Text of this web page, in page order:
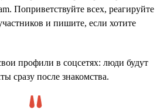
Поприветствуйте всех, реагируйте
и пишите, если хотите
профили в соцсетях: люди будут
сразу после знакомства.